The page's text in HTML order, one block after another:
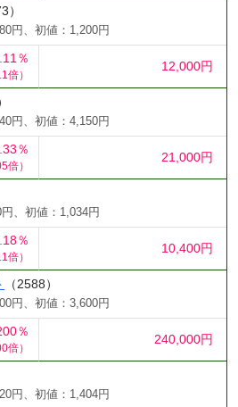
）
円、初値：1,200円
％
倍）
12,000円
円、初値：4,150円
％
倍）
21,000円
、初値：1,034円
％
倍）
10,400円
（2588）
円、初値：3,600円
％
倍）
240,000円
円、初値：1,404円